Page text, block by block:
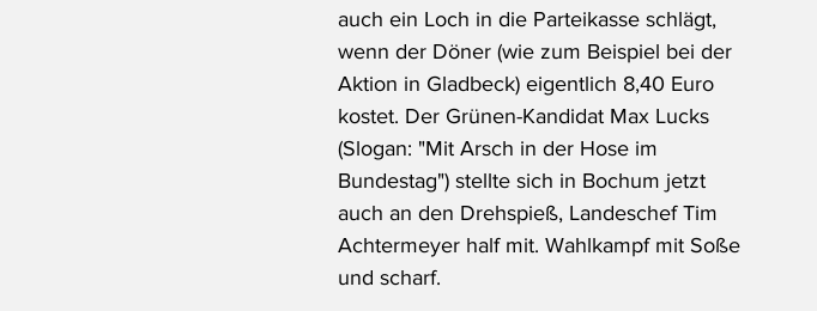
auch ein Loch in die Parteikasse schlägt,
wenn der Döner (wie zum Beispiel bei der
Aktion in Gladbeck) eigentlich 8,40 Euro
kostet. Der Grünen-Kandidat Max Lucks
(Slogan: "Mit Arsch in der Hose im
Bundestag") stellte sich in Bochum jetzt
auch an den Drehspieß, Landeschef Tim
Achtermeyer half mit. Wahlkampf mit Soße
und scharf.